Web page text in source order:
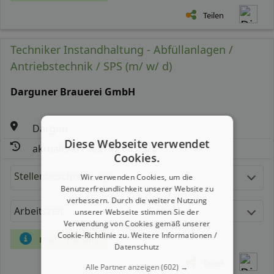
Teilen
Techniker Instandhaltung - Abfüllanlagen /
Antriebstechnik / SPS (m/ w/ d)
Darguner Brauerei GmbH
Dargun
aktualisiert seit: 07.08.2026
Stellenbeschreibung:
Arbeitszeit Gehalt
mehr Details
Diese Webseite verwendet
Cookies.
Wir verwenden Cookies, um die
Benutzerfreundlichkeit unserer Website zu
verbessern. Durch die weitere Nutzung
unserer Webseite stimmen Sie der
Verwendung von Cookies gemäß unserer
Cookie-Richtlinie zu.Weitere Informationen /
Datenschutz
Alle Partner anzeigen(602) →